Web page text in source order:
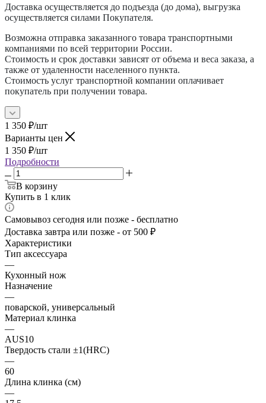
Доставка осуществляется до подъезда (до дома), выгрузка
осуществляется силами Покупателя.
Возможна отправка заказанного товара транспортными
компаниями по всей территории России.
Стоимость и срок доставки зависят от объема и веса заказа, а
также от удаленности населенного пункта.
Стоимость услуг транспортной компании оплачивает
покупатель при получении товара.
1 350 ₽/шт
Варианты цен
1 350 ₽/шт
Подробности
В корзину
Купить в 1 клик
Самовывоз сегодня или позже - бесплатно
Доставка завтра или позже - от 500 ₽
Характеристики
Тип аксессуара
—
Кухонный нож
Назначение
—
поварской, универсальный
Материал клинка
—
AUS10
Твердость стали ±1(HRC)
—
60
Длина клинка (см)
—